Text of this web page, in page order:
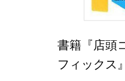
書籍『店頭
フィックス』